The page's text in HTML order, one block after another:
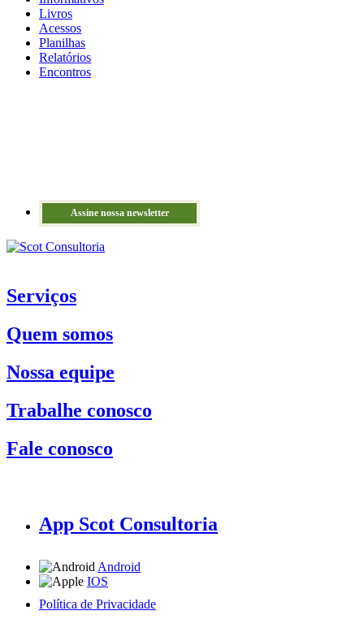
Livros
Acessos
Planilhas
Relatórios
Encontros
Assine nossa newsletter
Serviços
Quem somos
Nossa equipe
Trabalhe conosco
Fale conosco
App Scot Consultoria
Android
IOS
Política de Privacidade